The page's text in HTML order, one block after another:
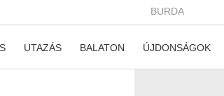
BURDA
UTAZÁS BALATON ÚJDONSÁGOK